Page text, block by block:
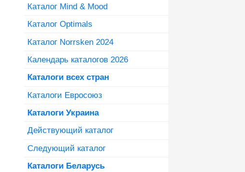
Каталог Mind & Mood
Каталог Optimals
Каталог Norrsken 2024
Календарь каталогов 2026
Каталоги всех стран
Каталоги Евросоюз
Каталоги Украина
Действующий каталог
Следующий каталог
Каталоги Беларусь